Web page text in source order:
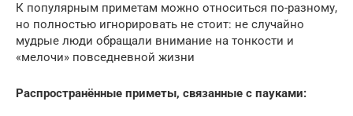
К популярным приметам можно относиться по-разному,
но полностью игнорировать не стоит: не случайно
мудрые люди обращали внимание на тонкости и
«мелочи» повседневной жизни
Распространённые приметы, связанные с пауками: